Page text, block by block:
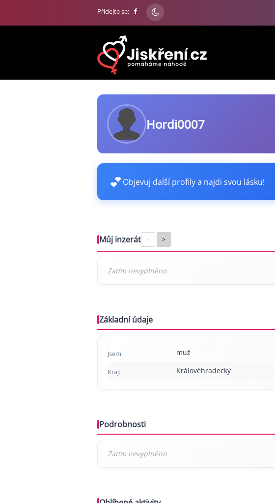
Přidejte se:
Hordi0007
💕Objevuj další profily a najdi svou lásku!
Můj inzerát < >
Základní údaje
Jsem: muž
Kraj: Královéhradecký
Podrobnosti